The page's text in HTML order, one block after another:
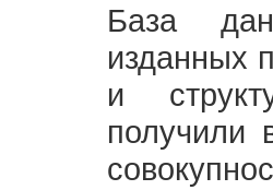
База
изданных
и
получили